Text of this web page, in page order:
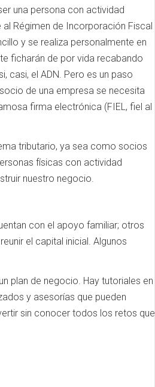
una persona con actividad
Régimen de Incorporación Fiscal
y se realiza personalmente en
ficharán de por vida recabando
casi, el ADN. Pero es un paso
de una empresa se necesita
firma electrónica (FIEL, fiel al
tributario, ya sea como socios
físicas con actividad
nuestro negocio.
con el apoyo familiar; otros
el capital inicial. Algunos
plan de negocio. Hay tutoriales en
y asesorías que pueden
sin conocer todos los retos que